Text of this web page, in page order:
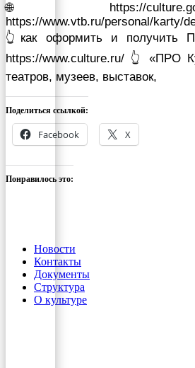
🌐 https://
https://www.vtb.ru/personal/karty/
👆как оформить и получить
https://www.culture.ru/ 👆 «ПРО
театров, музеев, выставок,
Поделиться ссылкой:
Facebook X
Понравилось это:
Новости
Контакты
Документы
Структура
О культуре